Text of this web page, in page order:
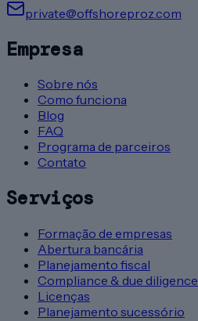
private@offshoreproz.com
Empresa
Sobre nós
Como funciona
Blog
FAQ
Programa de parceiros
Contato
Serviços
Formação de empresas
Abertura bancária
Planejamento fiscal
Compliance & due diligence
Licenças
Planejamento sucessório